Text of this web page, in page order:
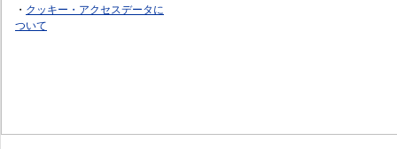
・ クッキー・アクセスデータに
ついて